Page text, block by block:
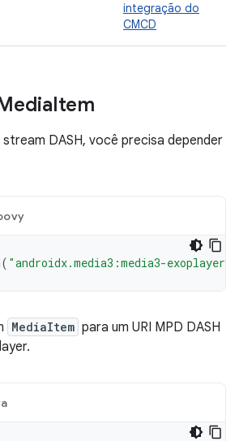
integração do
CMCD
Item
DASH, você precisa depender
( "androidx.media3:media3-exoplayer-
MediaItem para um URI MPD DASH